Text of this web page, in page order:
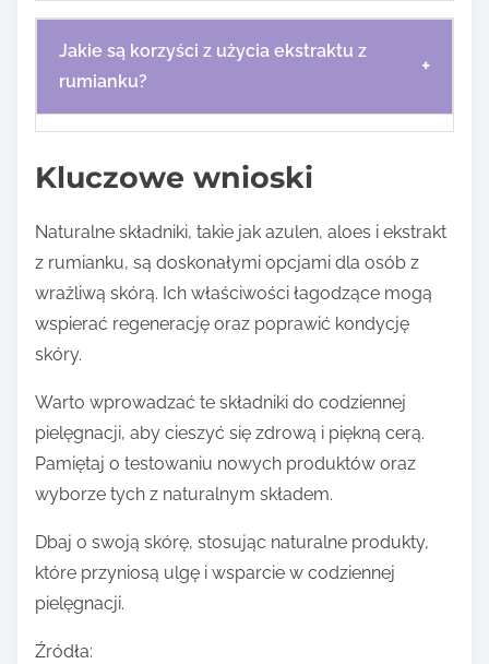
Jakie są korzyści z użycia ekstraktu z
rumianku?
+
Kluczowe wnioski
Naturalne składniki, takie jak azulen, aloes i ekstrakt
z rumianku, są doskonałymi opcjami dla osób z
wrażliwą skórą. Ich właściwości łagodzące mogą
wspierać regenerację oraz poprawić kondycję
skóry.
Warto wprowadzać te składniki do codziennej
pielęgnacji, aby cieszyć się zdrową i piękną cerą.
Pamiętaj o testowaniu nowych produktów oraz
wyborze tych z naturalnym składem.
Dbaj o swoją skórę, stosując naturalne produkty,
które przyniosą ulgę i wsparcie w codziennej
pielęgnacji.
Źródła: